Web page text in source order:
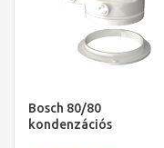
Bosch 80/80
kondenzációs